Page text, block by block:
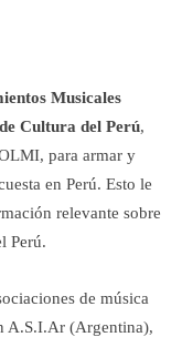
Musicales
Cultura del Perú,
para armar y
en Perú. Esto le
relevante sobre
Perú.
de música
A.S.I.Ar (Argentina),